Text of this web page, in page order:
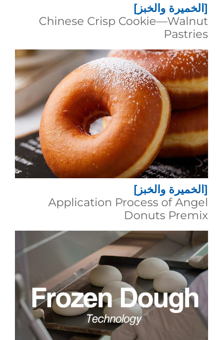
[الخميرة والخبز]
Chinese Crisp Cookie—Walnut
Pastries
[الخميرة والخبز]
Application Process of Angel
Donuts Premix